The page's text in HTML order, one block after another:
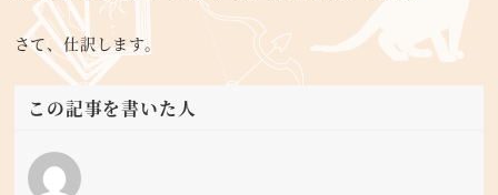
さて、仕訳します。
この記事を書いた人